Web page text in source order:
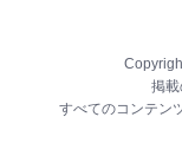
掲載
すべてのコンテン